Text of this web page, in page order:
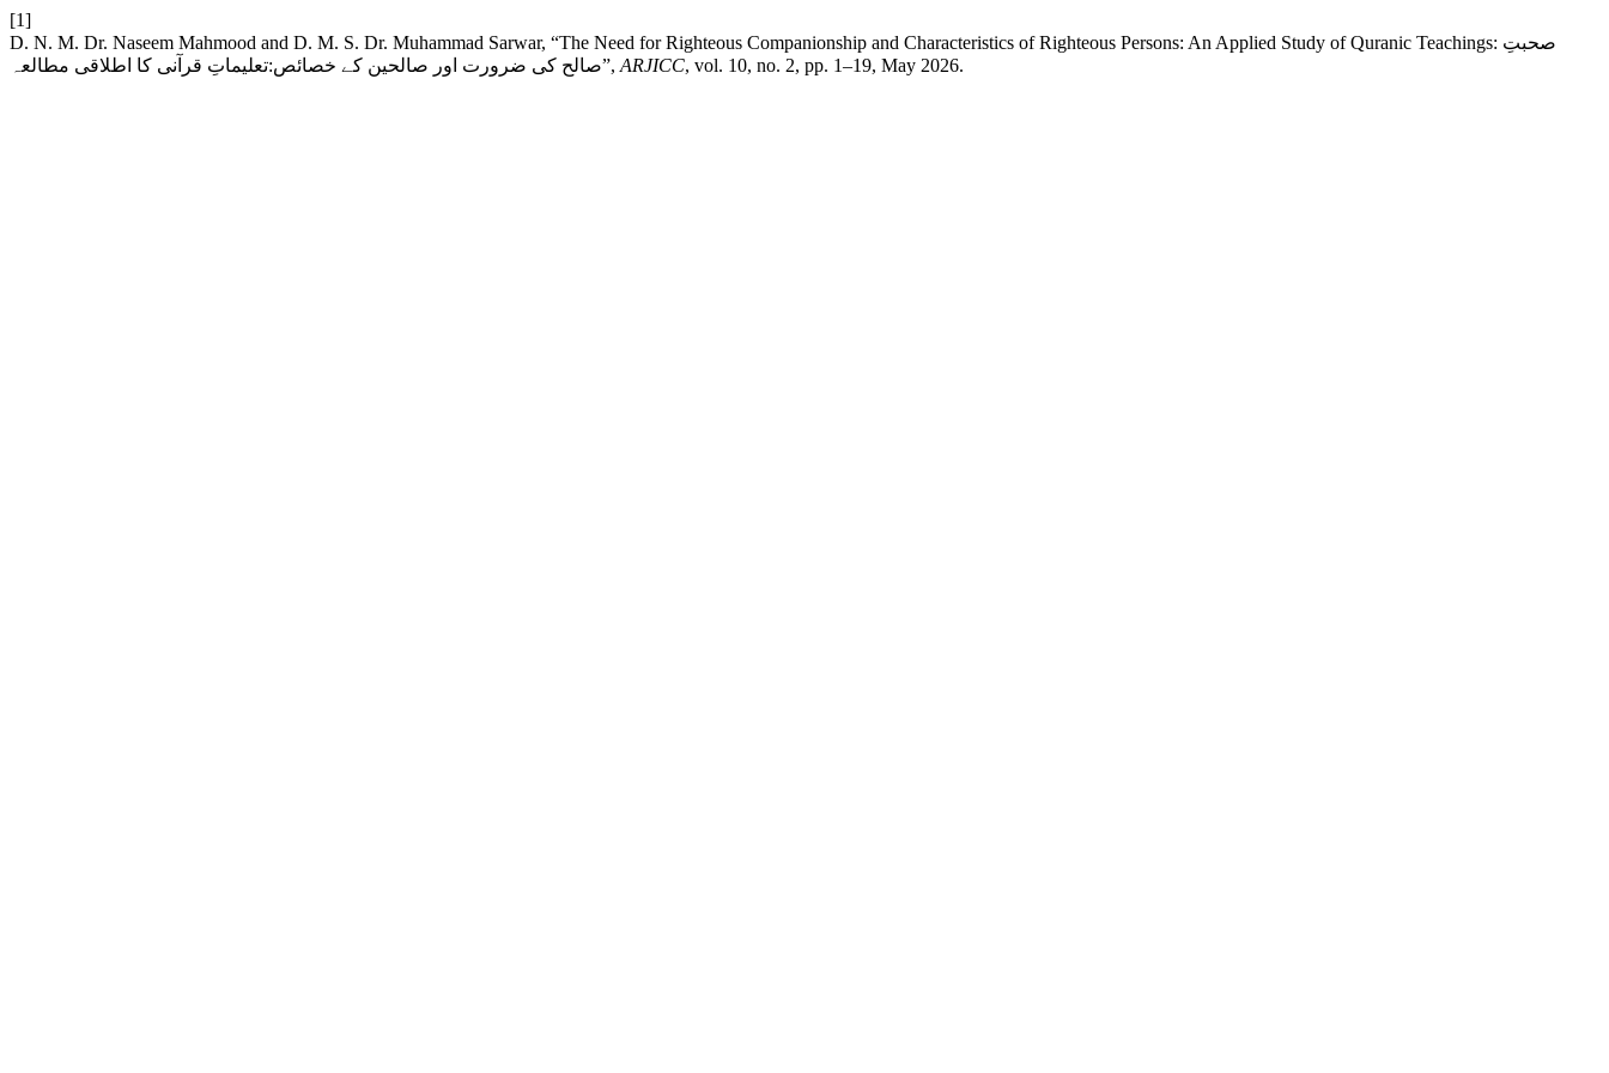
[1]
D. N. M. Dr. Naseem Mahmood and D. M. S. Dr. Muhammad Sarwar, “The Need for Righteous Companionship and Characteristics of Righteous Persons: An Applied Study of Quranic Teachings: صحبتِ
صالح کی ضرورت اور صالحین کے خصائص:تعلیماتِ قرآنی کا اطلاقی مطالعہ”, ARJICC, vol. 10, no. 2, pp. 1–19, May 2026.